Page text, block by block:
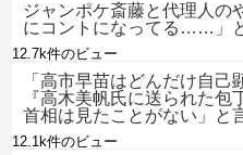
ジャンポケ斎藤と代理人の
にコントになってる……」
12.7k件のビュー
「高市早苗はどんだけ自
『高木美帆氏に送られた
首相は見たことがない」
12.1k件のビュー